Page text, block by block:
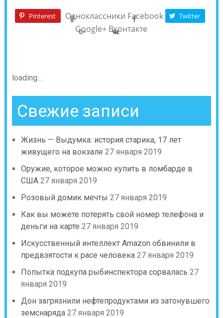
Pinterest Одноклассники Facebook Twitter
Google+ Вконтакте
loading...
Свежие записи
Жизнь — Выдумка: история старика, 17 лет
живущего на вокзале 27 января 2019
Оружие, которое можно купить в ломбарде в
США 27 января 2019
Розовый домик мечты 27 января 2019
Как вы можете потерять свой номер телефона и
деньги на карте 27 января 2019
Искусственный интеллект Amazon обвинили в
предвзятости к расе человека 27 января 2019
Попытка подкупа рыбинспектора сорвалась 27
января 2019
Дон загрязнили нефтепродуктами из затонувшего
земснаряда 27 января 2019